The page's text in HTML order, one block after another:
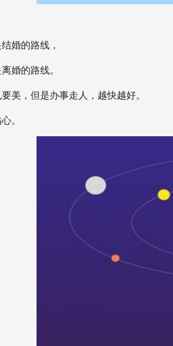
的路线，
的路线。
，但是办事走人，越快越好。
。